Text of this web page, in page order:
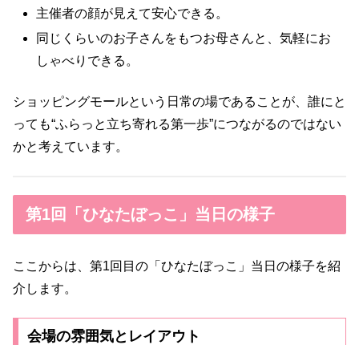
主催者の顔が見えて安心できる。
同じくらいのお子さんをもつお母さんと、気軽にお
しゃべりできる。
ショッピングモールという日常の場であることが、誰にと
っても“ふらっと立ち寄れる第一歩”につながるのではない
かと考えています。
第1回「ひなたぼっこ」当日の様子
ここからは、第1回目の「ひなたぼっこ」当日の様子を紹
介します。
会場の雰囲気とレイアウト